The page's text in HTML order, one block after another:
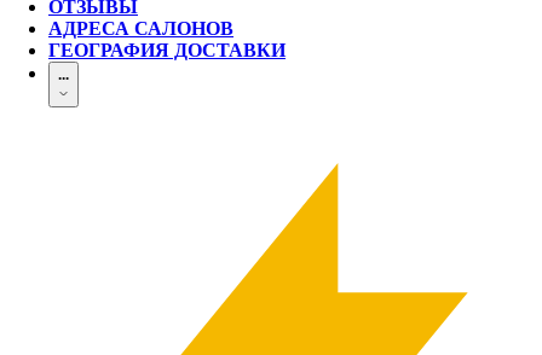
ОТЗЫВЫ
АДРЕСА САЛОНОВ
ГЕОГРАФИЯ ДОСТАВКИ
...